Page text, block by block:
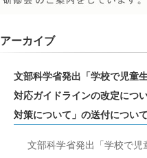
アーカイブ
文部科学省発出「学校で児童
対応ガイドラインの改定につ
対策について」の送付について
文部科学省発出「学校で